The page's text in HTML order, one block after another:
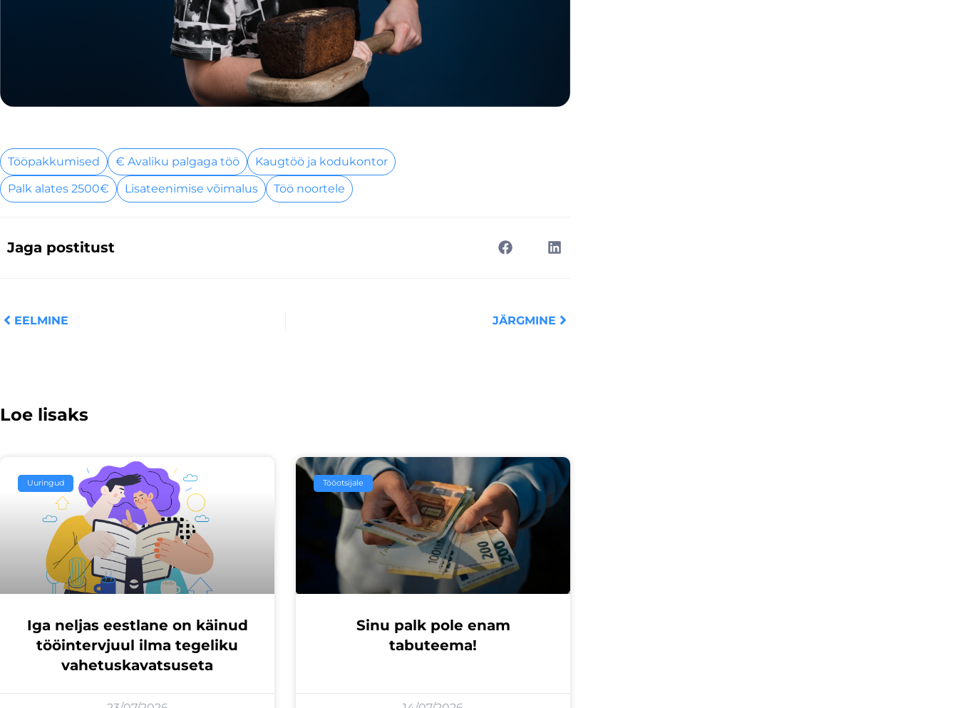
Tööpakkumised € Avaliku palgaga töö
Kaugtöö ja kodukontor
Palk alates 2500€
Lisateenimise võimalus Töö noortele
Jaga postitust
EELMINE JÄRGMINE
Loe lisaks
Uuringud
Iga neljas eestlane on käinud
tööintervjuul ilma tegeliku
vahetuskavatsuseta
Tööotsijale
Sinu palk pole enam
tabuteema!